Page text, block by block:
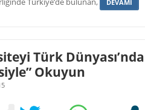
DEVAMI
Türk
Okuyun